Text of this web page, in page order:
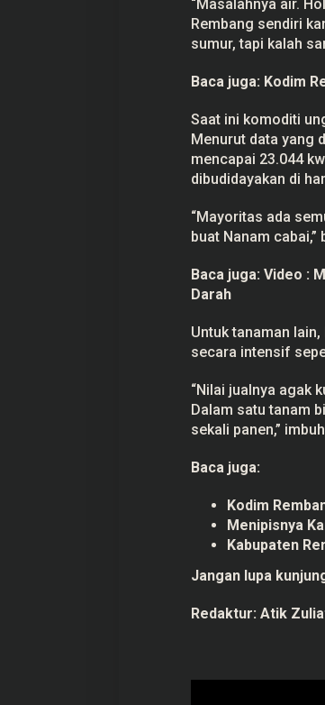
“Masalahnya air.
Rembang sendiri
sumur, tapi kalah
Baca juga: Kodim
Saat ini komoditi
Menurut data yang
mencapai 23.044
dibudidayakan di
“Mayoritas ada
buat Nanam cabai,”
Baca juga: Video :
Darah
Untuk tanaman
secara intensif
“Nilai jualnya agak
Dalam satu tanam
sekali panen,”
Baca juga:
Kodim
Menipisnya
Kabupaten
Jangan lupa
Redaktur: Atik